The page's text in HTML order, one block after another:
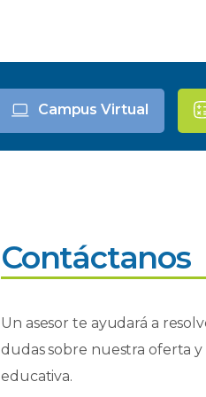
Campus Virtual
Contáctanos
Un asesor te ayudará a
dudas sobre nuestra oferta
educativa.